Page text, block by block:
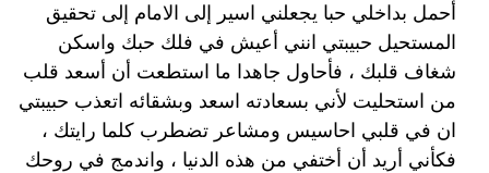
أحمل بداخلي حبا يجعلني اسير إلى الامام إلى تحقيق
المستحيل حبيبتي انني أعيش في فلك حبك واسكن
شغاف قلبك ، فأحاول جاهدا ما استطعت أن أسعد قلب
من استحليت لأني بسعادته اسعد وبشقائه اتعذب حبيبتي
ان في قلبي احاسيس ومشاعر تضطرب كلما رايتك ،
فكأني أريد أن أختفي من هذه الدنيا ، واندمج في روحك